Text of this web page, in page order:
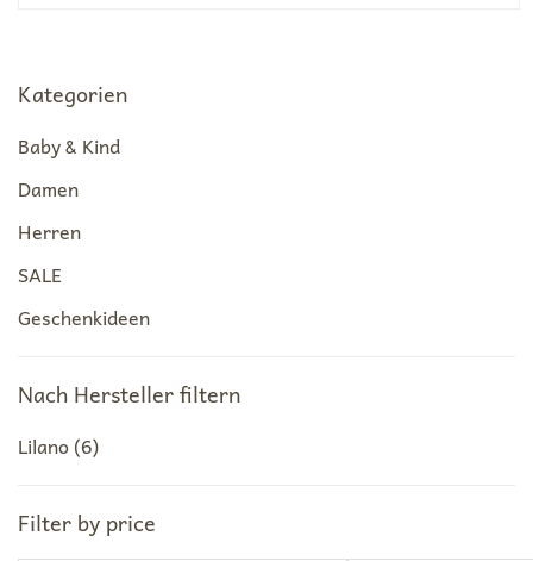
Kategorien
Baby & Kind
Damen
Herren
SALE
Geschenkideen
Nach Hersteller filtern
Lilano (6)
Filter by price